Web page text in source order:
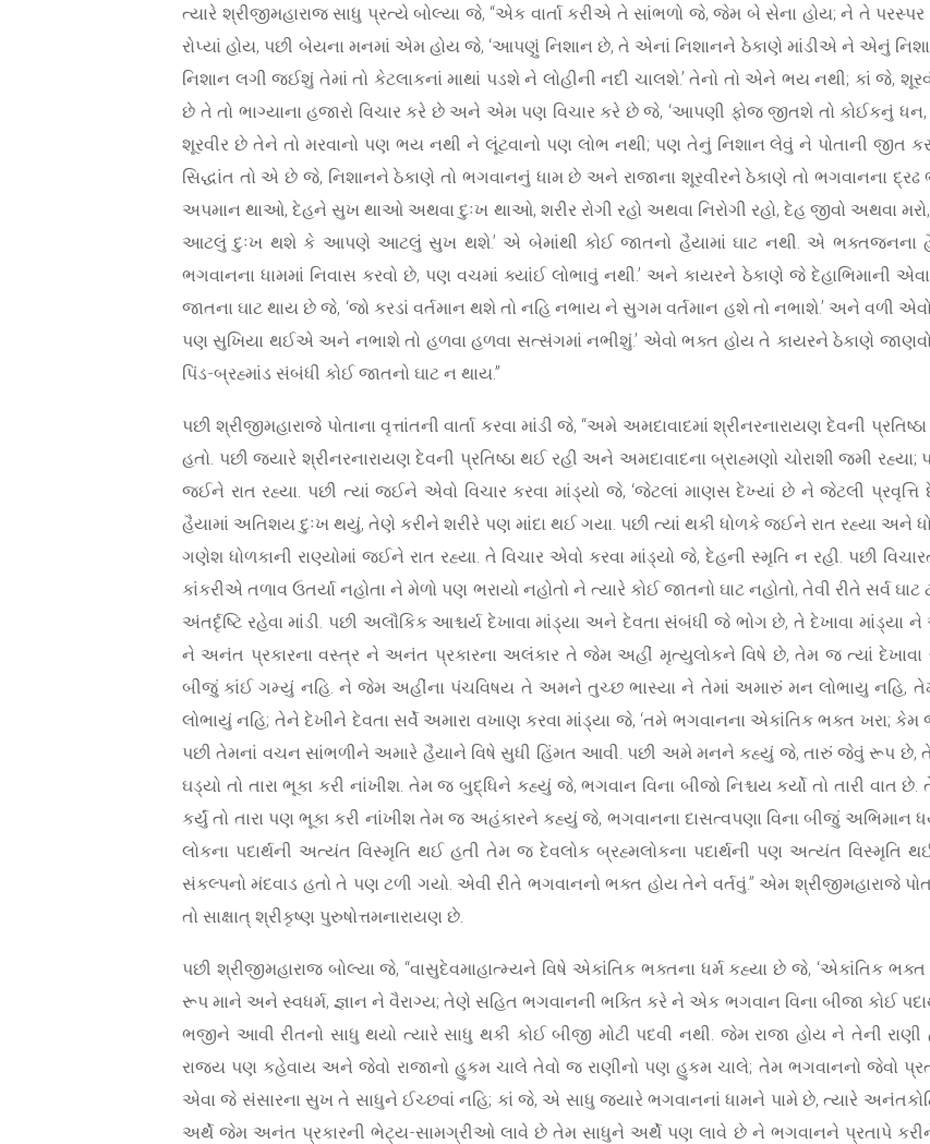
ત્યારે શ્રીજીમહારાજ સાધુ પ્રત્યે બોલ્યા જે, “એક વાર્તા કરીએ તે સાંભળો જે, જેમ બે સેના હોય; ને તે
રોપ્યાં હોય, પછી બેયના મનમાં એમ હોય જે, ‘આપણું નિશાન છે, તે એનાં નિશાનને ઠેકાણે માંડીએ ને એનું
નિશાન લગી જઈશું તેમાં તો કેટલાકનાં માથાં પડશે ને લોહીની નદી ચાલશે.’ તેનો તો એને ભય નથી; કાં જે,
છે તે તો ભાગ્યાના હજારો વિચાર કરે છે અને એમ પણ વિચાર કરે છે જે, ‘આપણી ફોજ જીતશે તો કોઈકનું
શૂરવીર છે તેને તો મરવાનો પણ ભય નથી ને લૂંટવાનો પણ લોભ નથી; પણ તેનું નિશાન લેવું ને પોતાની
સિદ્ધાંત તો એ છે જે, નિશાનને ઠેકાણે તો ભગવાનનું ધામ છે અને રાજાના શૂરવીરને ઠેકાણે તો ભગવાનના
અપમાન થાઓ, દેહને સુખ થાઓ અથવા દુઃખ થાઓ, શરીર રોગી રહો અથવા નિરોગી રહો, દેહ જીવો અથવા
આટલું દુઃખ થશે કે આપણે આટલું સુખ થશે.’ એ બેમાંથી કોઈ જાતનો હૈયામાં ઘાટ નથી. એ ભક્તજનના
ભગવાનના ધામમાં નિવાસ કરવો છે, પણ વચમાં ક્યાંઈ લોભાવું નથી.’ અને કાયરને ઠેકાણે જે દેહાભિમાની
જાતના ઘાટ થાય છે જે, ‘જો કરડાં વર્તમાન થશે તો નહિ નભાય ને સુગમ વર્તમાન હશે તો નભાશે.’ અને વળી
પણ સુખિયા થઈએ અને નભાશે તો હળવા હળવા સત્સંગમાં નભીશું.’ એવો ભક્ત હોય તે કાયરને ઠેકાણે
પિંડ-બ્રહ્માંડ સંબંધી કોઈ જાતનો ઘાટ ન થાય.”
પછી શ્રીજીમહારાજે પોતાના વૃત્તાંતની વાર્તા કરવા માંડી જે, “અમે અમદાવાદમાં શ્રીનરનારાયણ દેવની
હતો. પછી જ્યારે શ્રીનરનારાયણ દેવની પ્રતિષ્ઠા થઈ રહી અને અમદાવાદના બ્રાહ્મણો ચોરાશી જમી
જઈને રાત રહ્યા. પછી ત્યાં જઈને એવો વિચાર કરવા માંડ્યો જે, ‘જેટલાં માણસ દેખ્યાં છે ને જેટલી પ્રવૃત્તિ
હૈયામાં અતિશય દુઃખ થયું, તેણે કરીને શરીરે પણ માંદા થઈ ગયા. પછી ત્યાં થકી ધોળકે જઈને રાત રહ્યા અને
ગણેશ ધોળકાની રાણ્યોમાં જઈને રાત રહ્યા. તે વિચાર એવો કરવા માંડ્યો જે, દેહની સ્મૃતિ ન રહી. પછી
કાંકરીએ તળાવ ઉતર્યા નહોતા ને મેળો પણ ભરાયો નહોતો ને ત્યારે કોઈ જાતનો ઘાટ નહોતો, તેવી રીતે સર્વ
અંતર્દૃષ્ટિ રહેવા માંડી. પછી અલૌકિક આશ્ચર્ય દેખાવા માંડ્યા અને દેવતા સંબંધી જે ભોગ છે, તે દેખાવા
ને અનંત પ્રકારના વસ્ત્ર ને અનંત પ્રકારના અલંકાર તે જેમ અહીં મૃત્યુલોકને વિષે છે, તેમ જ ત્યાં દેખાવા
બીજું કાંઈ ગમ્યું નહિ. ને જેમ અહીંના પંચવિષય તે અમને તુચ્છ ભાસ્યા ને તેમાં અમારું મન લોભાયુ નહિ,
લોભાયું નહિ; તેને દેખીને દેવતા સર્વે અમારા વખાણ કરવા માંડ્યા જે, ‘તમે ભગવાનના એકાંતિક ભક્ત ખરા;
પછી તેમનાં વચન સાંભળીને અમારે હૈયાને વિષે સુધી હિંમત આવી. પછી અમે મનને કહ્યું જે, તારું જેવું રૂપ છે, તેવું
ઘડ્યો તો તારા ભૂકા કરી નાંખીશ. તેમ જ બુદ્ધિને કહ્યું જે, ભગવાન વિના બીજો નિશ્ચય કર્યો તો તારી
કર્યું તો તારા પણ ભૂકા કરી નાંખીશ તેમ જ અહંકારને કહ્યું જે, ભગવાનના દાસત્વપણા વિના બીજું અભિમાન
લોકના પદાર્થની અત્યંત વિસ્મૃતિ થઈ હતી તેમ જ દેવલોક બ્રહ્મલોકના પદાર્થની પણ અત્યંત
સંકલ્પનો મંદવાડ હતો તે પણ ટળી ગયો. એવી રીતે ભગવાનનો ભક્ત હોય તેને વર્તવું.” એમ શ્રીજીમહારાજે
તો સાક્ષાત્ શ્રીકૃષ્ણ પુરુષોત્તમનારાયણ છે.
પછી શ્રીજીમહારાજ બોલ્યા જે, “વાસુદેવમાહાત્મ્યને વિષે એકાંતિક ભક્તના ધર્મ કહ્યા છે જે, ‘એકાંતિક
રૂપ માને અને સ્વધર્મ, જ્ઞાન ને વૈરાગ્ય; તેણે સહિત ભગવાનની ભક્તિ કરે ને એક ભગવાન વિના બીજા કોઈ
ભજીને આવી રીતનો સાધુ થયો ત્યારે સાધુ થકી કોઈ બીજી મોટી પદવી નથી. જેમ રાજા હોય ને તેની
રાજ્ય પણ કહેવાય અને જેવો રાજાનો હુકમ ચાલે તેવો જ રાણીનો પણ હુકમ ચાલે; તેમ ભગવાનનો જેવો
એવા જે સંસારના સુખ તે સાધુને ઈચ્છવાં નહિ; કાં જે, એ સાધુ જ્યારે ભગવાનનાં ધામને પામે છે, ત્યારે
અર્થે જેમ અનંત પ્રકારની ભેટ્ય-સામગ્રીઓ લાવે છે તેમ સાધુને અર્થે પણ લાવે છે ને ભગવાનને પ્રતાપે